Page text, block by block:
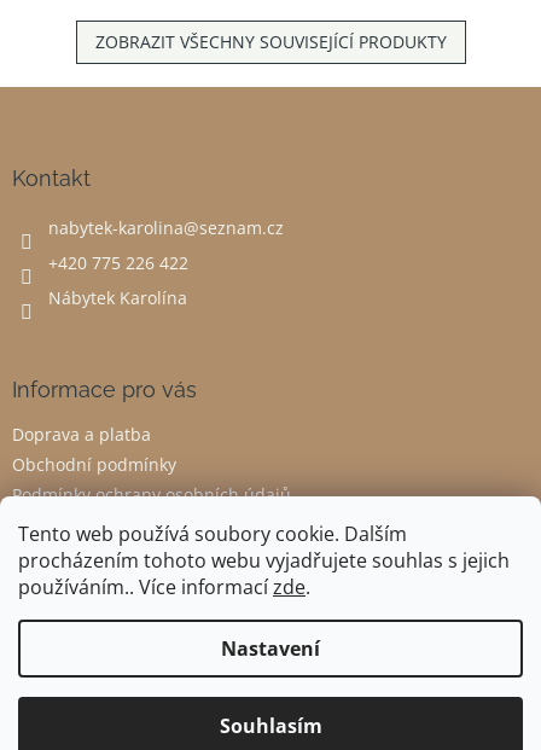
Tento web používá soubory cookie. Dalším
procházením tohoto webu vyjadřujete souhlas s jejich
používáním.. Více informacízde.
Nastavení
Souhlasím
ZOBRAZIT VŠECHNY SOUVISEJÍCÍ PRODUKTY
Kontakt
nabytek-karolina@seznam.cz
+420 775 226 422
Nábytek Karolína
Informace pro vás
Doprava a platba
Obchodní podmínky
Podmínky ochrany osobních údajů
Odstoupení od smlouvy
Copyright 2026Nábytek Karolína. Všechna práva vyhrazena.
Upravit nastavení cookies